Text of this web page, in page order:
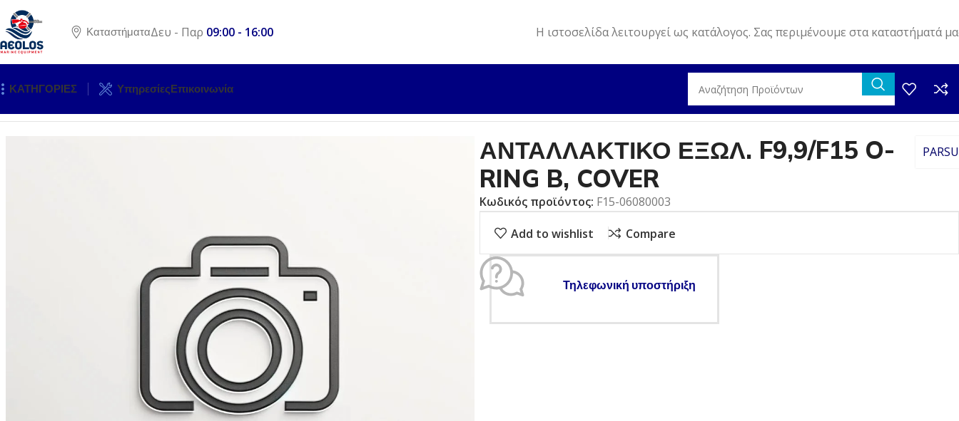
ΚαταστήματαΔευ - Παρ 09:00 - 16:00 Η ιστοσελίδα λειτουργεί ως κατάλογος. Σας περιμένουμε στα καταστήματά
ΚΑΤΗΓΟΡΙΕΣ ΥπηρεσίεςΕπικοινωνία
ΑΝΤΑΛΛΑΚΤΙΚΟ ΕΞΩΛ. F9,9/F15 O-
RING B, COVER
Κωδικός προϊόντος: F15-06080003
Add to wishlist Compare
Τηλεφωνική υποστήριξη